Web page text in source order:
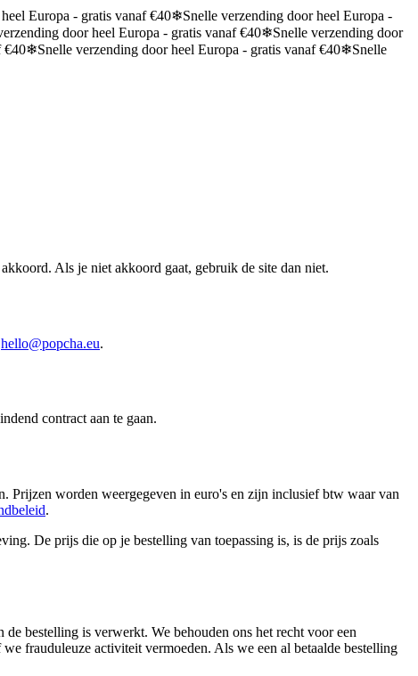
Europa - gratis vanaf €40❄Snelle verzending door heel Europa -
door heel Europa - gratis vanaf €40❄Snelle verzending door
€40❄Snelle verzending door heel Europa - gratis vanaf €40❄Snelle
Als je niet akkoord gaat, gebruik de site dan niet.
hello@popcha.eu.
contract aan te gaan.
Prijzen worden weergegeven in euro's en zijn inclusief btw waar van
.
De prijs die op je bestelling van toepassing is, is de prijs zoals
bestelling is verwerkt. We behouden ons het recht voor een
frauduleuze activiteit vermoeden. Als we een al betaalde bestelling